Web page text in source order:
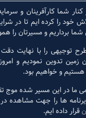
تا امروز کنار شما کارآفرینان و
خود را کرده ایم تا در
شما برداریم و مسیرتان را
فقره طرح توجیهی را با
زمین تدوین نمودیم و
و خواهیم بود.
ما در این مسیر شده
ها را جهت مشاهده در
قرار داده ایم.